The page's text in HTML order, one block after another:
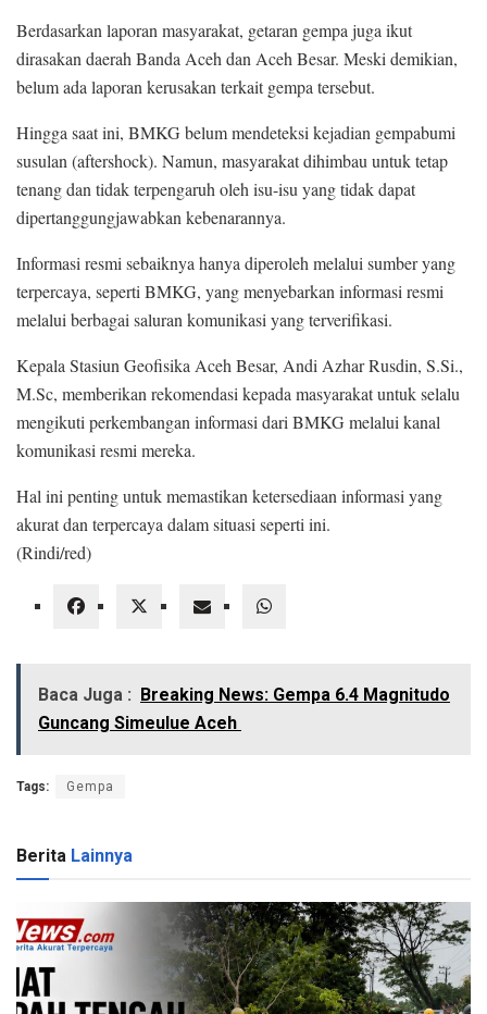
Berdasarkan laporan masyarakat, getaran gempa juga ikut
dirasakan daerah Banda Aceh dan Aceh Besar. Meski demikian,
belum ada laporan kerusakan terkait gempa tersebut.
Hingga saat ini, BMKG belum mendeteksi kejadian gempabumi
susulan (aftershock). Namun, masyarakat dihimbau untuk tetap
tenang dan tidak terpengaruh oleh isu-isu yang tidak dapat
dipertanggungjawabkan kebenarannya.
Informasi resmi sebaiknya hanya diperoleh melalui sumber yang
terpercaya, seperti BMKG, yang menyebarkan informasi resmi
melalui berbagai saluran komunikasi yang terverifikasi.
Kepala Stasiun Geofisika Aceh Besar, Andi Azhar Rusdin, S.Si.,
M.Sc, memberikan rekomendasi kepada masyarakat untuk selalu
mengikuti perkembangan informasi dari BMKG melalui kanal
komunikasi resmi mereka.
Hal ini penting untuk memastikan ketersediaan informasi yang
akurat dan terpercaya dalam situasi seperti ini.
(Rindi/red)
Baca Juga :
‎Breaking News: Gempa 6.4 Magnitudo
Guncang Simeulue Aceh ‎
Tags: Gempa
Berita Lainnya